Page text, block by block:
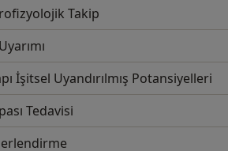
Takip
İşitsel Uyandırılmış Potansiyelleri
Tedavisi